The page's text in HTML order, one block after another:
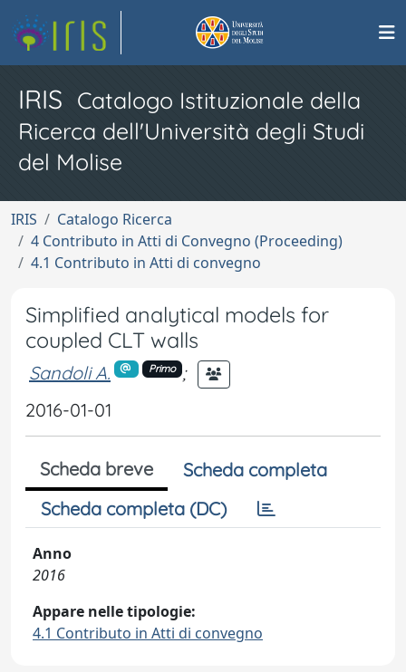
IRIS Catalogo Istituzionale della
Ricerca dell'Università degli Studi
del Molise
IRIS
Catalogo Ricerca
4 Contributo in Atti di Convegno (Proceeding)
4.1 Contributo in Atti di convegno
Simplified analytical models for
coupled CLT walls
Sandoli A. Primo
;
2016-01-01
Scheda breve
Scheda completa
Scheda completa (DC)
Anno
2016
Appare nelle tipologie:
4.1 Contributo in Atti di convegno